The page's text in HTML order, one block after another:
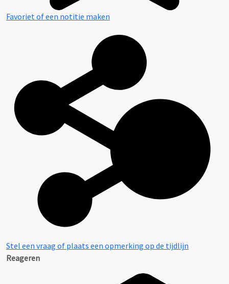
Favoriet of een notitie maken
Stel een vraag of plaats een opmerking op de tijdlijn
Reageren